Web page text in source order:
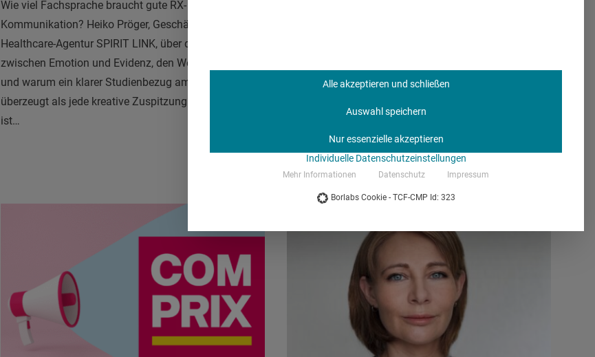
Wie viel Fachsprache braucht gute RX-
Kommunikation? Heiko Pröger, Geschäftsführer der
Healthcare-Agentur SPIRIT LINK, über die Balance
zwischen Emotion und Evidenz, den Wert von Zahlen
und warum ein klarer Studienbezug am Ende mehr
überzeugt als jede kreative Zuspitzung. Das Interview
ist…
Alle akzeptieren und schließen
Auswahl speichern
Nur essenzielle akzeptieren
Individuelle Datenschutzeinstellungen
Mehr Informationen Datenschutz Impressum
Borlabs Cookie - TCF-CMP Id: 323